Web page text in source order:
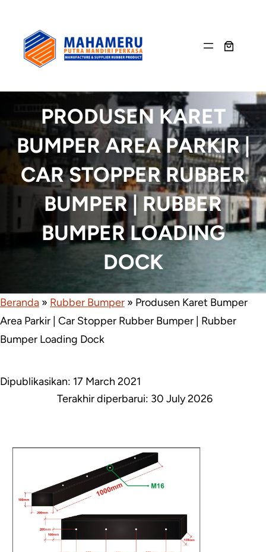
content
PRODUSEN KARET
BUMPER AREA PARKIR |
CAR STOPPER RUBBER
BUMPER | RUBBER
BUMPER LOADING
DOCK
Beranda » Rubber Bumper » Produsen Karet Bumper
Area Parkir | Car Stopper Rubber Bumper | Rubber
Bumper Loading Dock
Dipublikasikan: 17 March 2021
Terakhir diperbarui: 30 July 2026